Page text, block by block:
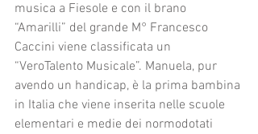
musica a Fiesole e con il brano
“Amarilli” del grande M° Francesco
Caccini viene classificata un
“VeroTalento Musicale”. Manuela, pur
avendo un handicap, è la prima bambina
in Italia che viene inserita nelle scuole
elementari e medie dei normodotati